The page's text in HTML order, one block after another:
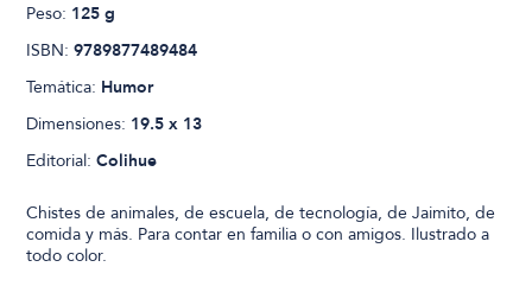
Peso: 125 g
ISBN:9789877489484
Temática: Humor
Dimensiones: 19.5 x 13
Editorial:Colihue
Chistes de animales, de escuela, de tecnología, de Jaimito, de
comida y más. Para contar en familia o con amigos. Ilustrado a
todo color.